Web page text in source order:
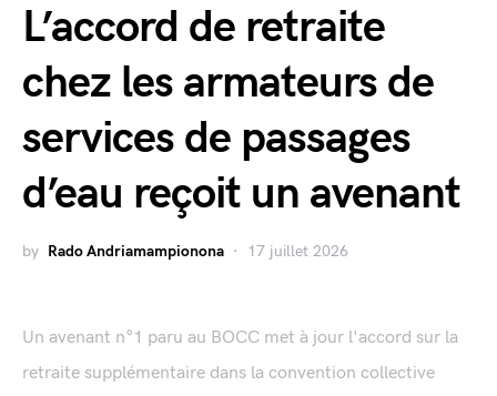
L’accord de retraite
chez les armateurs de
services de passages
d’eau reçoit un avenant
by Rado Andriamampionona 17 juillet 2026
Un avenant n°1 paru au BOCC met à jour l'accord sur la
retraite supplémentaire dans la convention collective